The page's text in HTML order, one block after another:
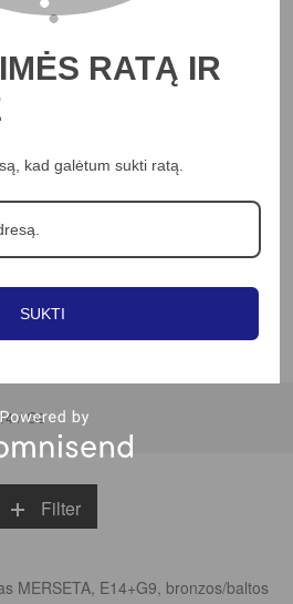
Profesionalams
Kontaktai
Šviestuvai
Ventiliatoriai
/ G9
Filter
RATĄ IR
kad galėtum sukti ratą.
SUKTI